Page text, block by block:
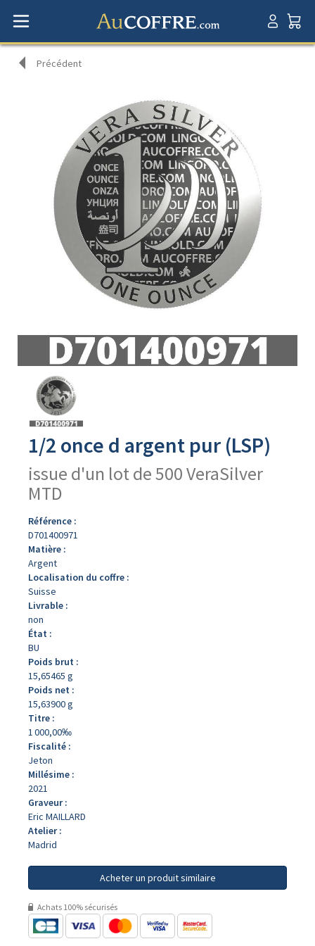
Précédent
produit
1/2 once d argent pur (LSP)
issue d'un lot de 500 VeraSilver
MTD
Référence :
D701400971
Matière :
Argent
Localisation du coffre :
Suisse
Livrable :
non
État :
BU
Poids brut :
15,65465 g
Poids net :
15,63900 g
Titre :
1 000,00‰
Fiscalité :
Jeton
Millésime :
2021
Graveur :
Eric MAILLARD
Atelier :
Madrid
Acheter un produit similaire
Achats 100% sécurisés